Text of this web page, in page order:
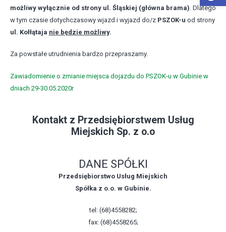
możliwy wyłącznie od strony ul. Śląskiej (główna brama) . Dlatego
w tym czasie dotychczasowy wjazd i wyjazd do/z PSZOK-u od strony
ul. Kołłątaja nie będzie możliwy.
Za powstałe utrudnienia bardzo przepraszamy.
Zawiadomienie o zmianie miejsca dojazdu do PSZOK-u w Gubinie w
dniach 29-30.05.2020r
Kontakt z Przedsiębiorstwem Usług
Miejskich Sp. z o.o
DANE SPÓŁKI
Przedsiębiorstwo Usług Miejskich
Spółka z o.o. w Gubinie.
tel: (68)4558282;
fax: (68)4558265;